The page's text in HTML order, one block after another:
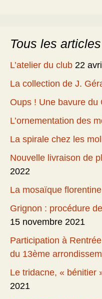
Tous les articles
L’atelier du club 22
La collection de J.
Oups ! Une bavure du
L’ornementation des
La spirale chez les
Nouvelle livraison de
2022
La mosaïque florentine
Grignon : procédure
15 novembre 2021
Participation à
du 13ème
Le tridacne, « bénitier
2021